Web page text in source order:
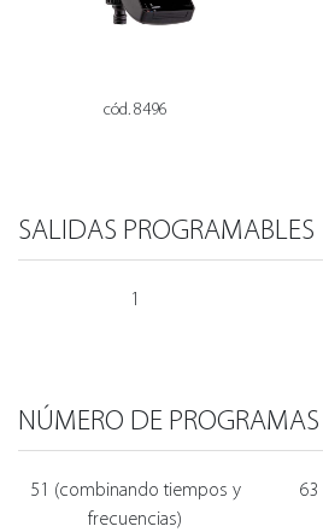
cód. 8496
SALIDAS PROGRAMABLES
1
NÚMERO DE PROGRAMAS
51 (combinando tiempos y
frecuencias)